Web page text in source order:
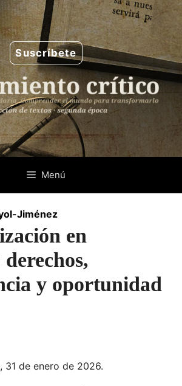
Suscríbete
Menú
en
y oportunidad
, 31 de enero de 2026.
Jiménez